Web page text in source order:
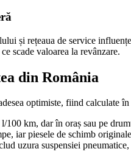
și rețeaua de service
scade valoarea la revânzare.
din România
optimiste, fiind calculate
km, dar în oraș sau pe
iar piesele de schimb
uzura suspensiei